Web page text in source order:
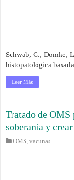
Schwab, C., Domke,
histopatológica
Leer Más
Tratado de OMS
soberanía y
OMS ,vacunas